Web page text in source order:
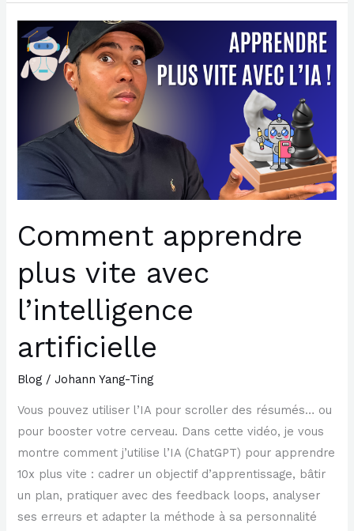
Comment apprendre
plus vite avec
l’intelligence
artificielle
Blog /Johann Yang-Ting
Vous pouvez utiliser l’IA pour scroller des résumés… ou
pour booster votre cerveau. Dans cette vidéo, je vous
montre comment j’utilise l’IA (ChatGPT) pour apprendre
10x plus vite : cadrer un objectif d’apprentissage, bâtir
un plan, pratiquer avec des feedback loops, analyser
ses erreurs et adapter la méthode à sa personnalité
Comment
apprendre
plus
l’intelligence
artificielle